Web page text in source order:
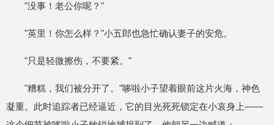
"没事！老公你呢？"
"英里！你怎么样？"小五郎也急忙确认妻子的安危。
"只是轻微擦伤，不要紧。"
"糟糕，我们被分开了。"哆啦小子望着眼前这片火海，神色
凝重。此时追踪者已经逼近，它的目光死死锁定在小哀身上——